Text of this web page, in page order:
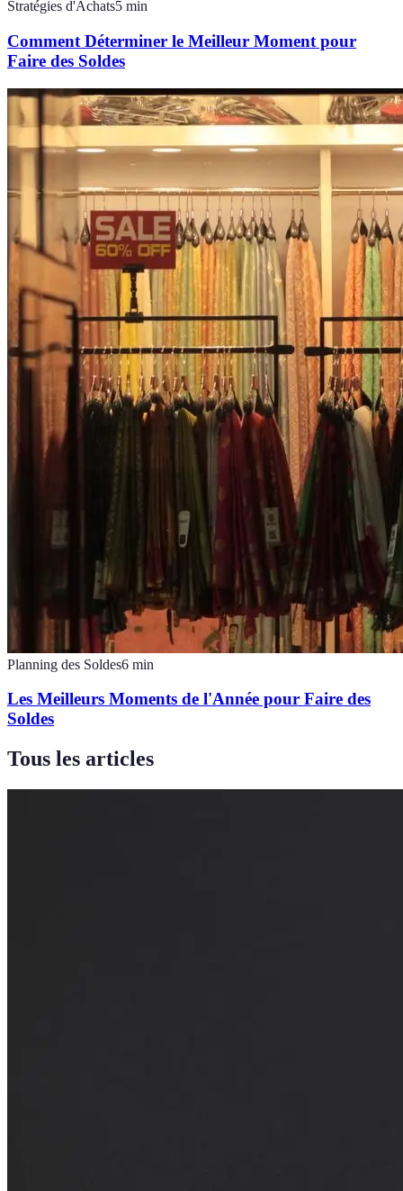
Stratégies d'Achats5 min
Comment Déterminer le Meilleur Moment pour
Faire des Soldes
Planning des Soldes6 min
Les Meilleurs Moments de l'Année pour Faire des
Soldes
Tous les articles